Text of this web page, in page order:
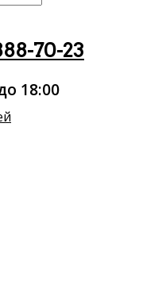
70-23
18:00